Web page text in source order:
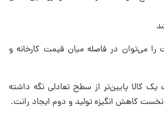
می‌توان در فاصله میان قیمت کارخانه و
یک کالا پایین‌تر از سطح تعادلی نگه داشته
کاهش انگیزه تولید و دوم ایجاد رانت.